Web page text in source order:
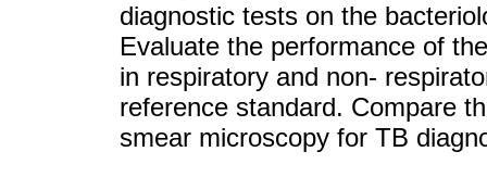
diagnostic tests on the
Evaluate the performance of
in respiratory and non-
reference standard. Compare
smear microscopy for TB